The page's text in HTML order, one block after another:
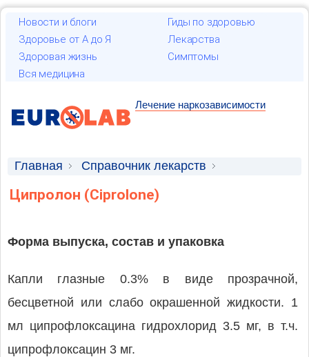
Новости и блоги
Гиды по здоровью
Здоровье от А до Я
Лекарства
Здоровая жизнь
Симптомы
Вся медицина
Лечение наркозависимости
Главная
Справочник лекарств
Лекарственные средства
Ципролон (Ciprolone)
Форма выпуска, состав и упаковка
Капли глазные 0.3% в виде прозрачной,
бесцветной или слабо окрашенной жидкости. 1
мл ципрофлоксацина гидрохлорид 3.5 мг, в т.ч.
ципрофлоксацин 3 мг.